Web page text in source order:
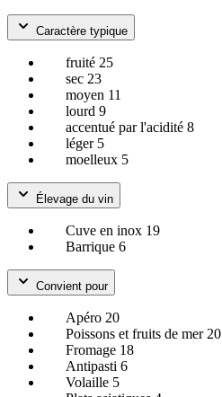
Caractère typique
fruité 25
sec 23
moyen 11
lourd 9
accentué par l'acidité 8
léger 5
moelleux 5
Élevage du vin
Cuve en inox 19
Barrique 6
Convient pour
Apéro 20
Poissons et fruits de mer 20
Fromage 18
Antipasti 6
Volaille 5